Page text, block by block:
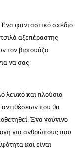
φανταστικό σχέδιο
αξεπέραστης
τον βιρτουόζο
να σας
λευκό και πλούσιο
που θα
Ένα γούνινο
για ανθρώπους που
και είναι